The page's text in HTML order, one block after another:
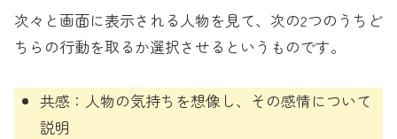
次々と画面に表示される人物を見て、次の2つのうちど
ちらの行動を取るか選択させるというものです。
共感：人物の気持ちを想像し、その感情について
説明